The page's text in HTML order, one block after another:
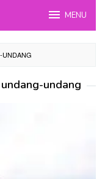
MENU
UNDANG
undang